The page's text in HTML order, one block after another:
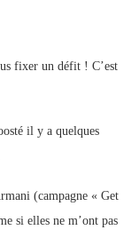
fixer un défit ! C’est
il y a quelques
(campagne « Get
si elles ne m’ont pas